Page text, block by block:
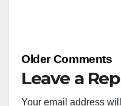
Comment
Older Comments
Leave a
Your email address